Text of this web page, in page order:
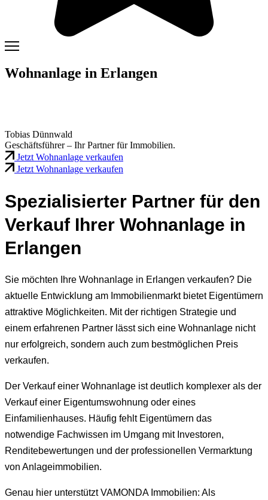
Wohnanlage in Erlangen
Tobias Dünnwald
Geschäftsführer – Ihr Partner für Immobilien.
Jetzt Wohnanlage verkaufen
Jetzt Wohnanlage verkaufen
Spezialisierter Partner für den
Verkauf Ihrer Wohnanlage in
Erlangen
Sie möchten Ihre Wohnanlage in Erlangen verkaufen? Die
aktuelle Entwicklung am Immobilienmarkt bietet Eigentümern
attraktive Möglichkeiten. Mit der richtigen Strategie und
einem erfahrenen Partner lässt sich eine Wohnanlage nicht
nur erfolgreich, sondern auch zum bestmöglichen Preis
verkaufen.
Der Verkauf einer Wohnanlage ist deutlich komplexer als der
Verkauf einer Eigentumswohnung oder eines
Einfamilienhauses. Häufig fehlt Eigentümern das
notwendige Fachwissen im Umgang mit Investoren,
Renditebewertungen und der professionellen Vermarktung
von Anlageimmobilien.
Genau hier unterstützt VAMONDA Immobilien: Als